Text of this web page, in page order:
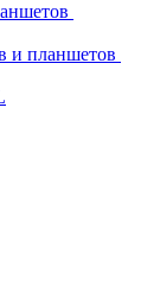
и планшетов